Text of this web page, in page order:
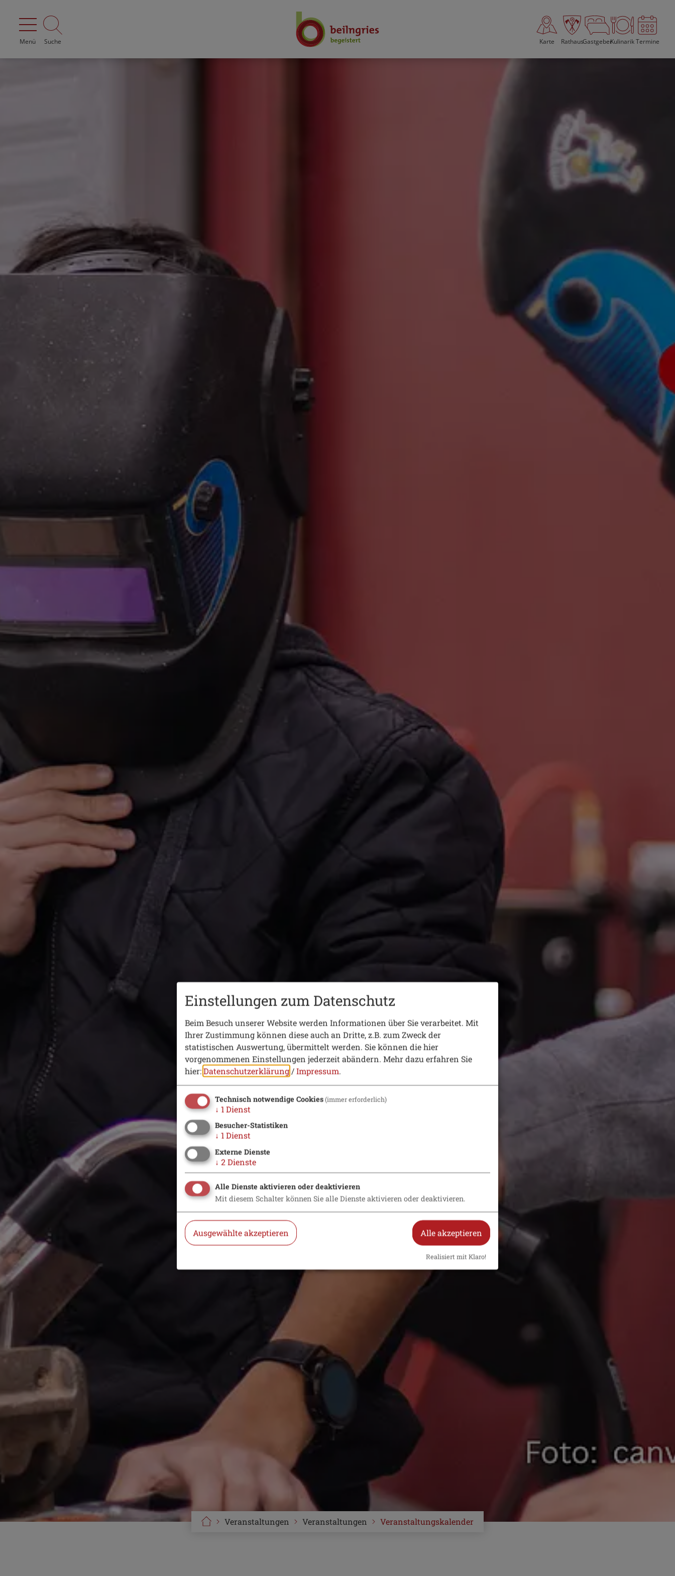
Menü Suche Karte RathausGastgeberKulinarikTermine
Veranstaltungskalender
Veranstaltungen
Veranstaltungen
Einstellungen zum Datenschutz
Beim Besuch unserer Website werden Informationen über Sie verarbeitet. Mit
Ihrer Zustimmung können diese auch an Dritte, z.B. zum Zweck der
statistischen Auswertung, übermittelt werden. Sie können die hier
vorgenommenen Einstellungen jederzeit abändern. Mehr dazu erfahren Sie
hier:Datenschutzerklärung/Impressum.
Technisch notwendige Cookies(immer erforderlich)
↓ 1Dienst
Besucher-Statistiken
↓ 1Dienst
Externe Dienste
↓ 2 Dienste
Alle Dienste aktivieren oder deaktivieren
Mit diesem Schalter können Sie alle Dienste aktivieren oder deaktivieren.
Ausgewählte akzeptieren Alle akzeptieren
Realisiert mit Klaro!